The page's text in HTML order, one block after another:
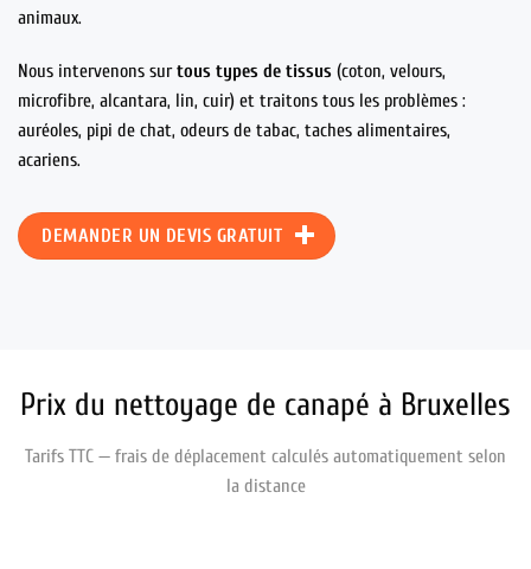
animaux.
Nous intervenons surtous types de tissus (coton, velours,
microfibre, alcantara, lin, cuir) et traitons tous les problèmes :
auréoles, pipi de chat, odeurs de tabac, taches alimentaires,
acariens.
DEMANDER UN DEVIS GRATUIT
Prix du nettoyage de canapé à Bruxelles
Tarifs TTC — frais de déplacement calculés automatiquement selon
la distance